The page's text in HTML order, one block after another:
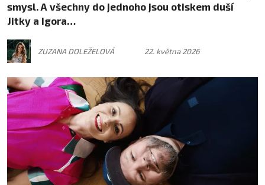
smysl. A všechny do jednoho jsou otiskem duší
Jitky a Igora…
ZUZANA DOLEŽELOVÁ 22. května 2026